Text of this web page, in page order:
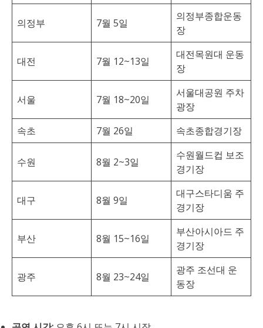
의정부 7월 5일
의정부종합운동
장
대전 7월 12~13일
대전목원대 운동
장
서울 7월 18~20일
서울대공원 주차
광장
속초
7월 26일 속초종합경기장
수원 8월 2~3일
수원월드컵 보조
경기장
대구 8월 9일
대구스타디움 주
경기장
부산 8월 15~16일
부산아시아드 주
경기장
광주 8월 23~24일
광주 조선대 운
동장